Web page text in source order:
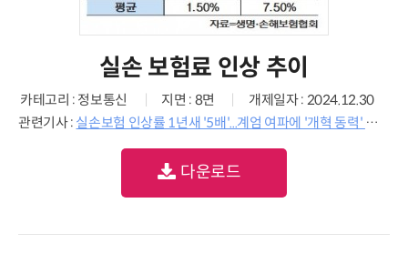
실손 보험료 인상 추이
카테고리 : 정보통신 지면 : 8면
개제일자 : 2024.12.30
관련기사 : 실손보험 인상률 1년새 '5배'...계엄 여파에 '개혁 동력' 상실
다운로드